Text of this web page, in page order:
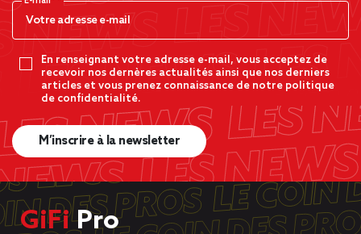
En renseignant votre adresse e-mail, vous acceptez de
recevoir nos dernères actualités ainsi que nos derniers
articles et vous prenez connaissance de notre politique
de confidentialité.
M’inscrire à la newsletter
GiFiPro